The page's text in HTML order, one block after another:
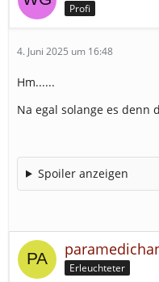
Profi
4. Juni 2025 um 16:48
Hm......
Na egal solange es denn
Spoiler anzeigen
Erleuchteter